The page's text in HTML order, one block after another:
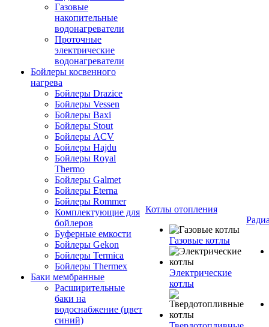
Газовые
накопительные
водонагреватели
Проточные
электрические
водонагреватели
Бойлеры косвенного
нагрева
Бойлеры Drazice
Бойлеры Vessen
Бойлеры Baxi
Бойлеры Stout
Бойлеры ACV
Бойлеры Hajdu
Бойлеры Royal
Thermo
Бойлеры Galmet
Бойлеры Eterna
Бойлеры Rommer
Комплектующие для
бойлеров
Буферные емкости
Бойлеры Gekon
Бойлеры Termica
Бойлеры Thermex
Баки мембранные
Расширительные
баки на
водоснабжение (цвет
синий)
Котлы отопления
Газовые котлы
Электрические
котлы